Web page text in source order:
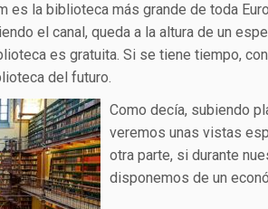
es la biblioteca más grande de toda
el canal, queda a la altura de un
es gratuita. Si se tiene tiempo,
del futuro.
Como decía, subiendo
veremos unas vistas
otra parte, si durante
disponemos de un